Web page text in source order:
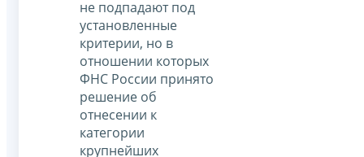
не подпадают под
установленные
критерии, но в
отношении которых
ФНС России принято
решение об
отнесении к
категории
крупнейших